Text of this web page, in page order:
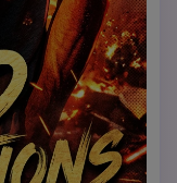
Pencahayaan:
atau belakang.
asap dan
untuk pahatan
latar belakang.
badan atau
meningkatkan
Latar